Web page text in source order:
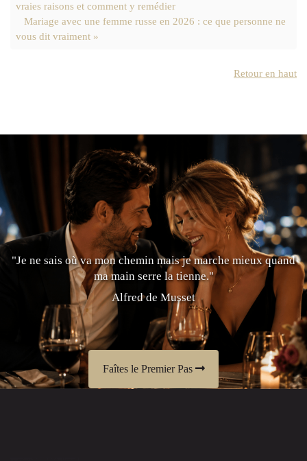
vraies raisons et comment y remédier
Mariage avec une femme russe en 2026 : ce que personne ne
vous dit vraiment »
Retour en haut
"Je ne sais où va mon chemin mais je marche mieux quand
ma main serre la tienne."
Alfred de Musset
Faîtes le Premier Pas